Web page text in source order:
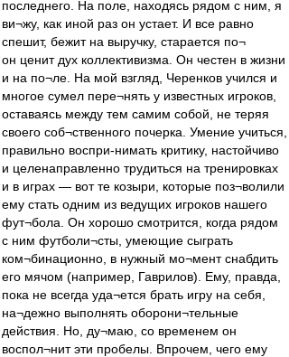
последнего. На поле, находясь рядом с ним, я
ви¬жу, как иной раз он устает. И все равно
спешит, бежит на выручку, старается по¬
он ценит дух коллективизма. Он честен в жизни
и на по¬ле. На мой взгляд, Черенков учился и
многое сумел пере¬нять у известных игроков,
оставаясь между тем самим собой, не теряя
своего соб¬ственного почерка. Умение учиться,
правильно воспри-нимать критику, настойчиво
и целенаправленно трудиться на тренировках
и в играх — вот те козыри, которые поз¬волили
ему стать одним из ведущих игроков нашего
фут¬бола. Он хорошо смотрится, когда рядом
с ним футболи¬сты, умеющие сыграть
ком¬бинационно, в нужный мо¬мент снабдить
его мячом (например, Гаврилов). Ему, правда,
пока не всегда уда¬ется брать игру на себя,
на¬дежно выполнять оборони¬тельные
действия. Но, ду¬маю, со временем он
воспол¬нит эти пробелы. Впрочем, чего ему